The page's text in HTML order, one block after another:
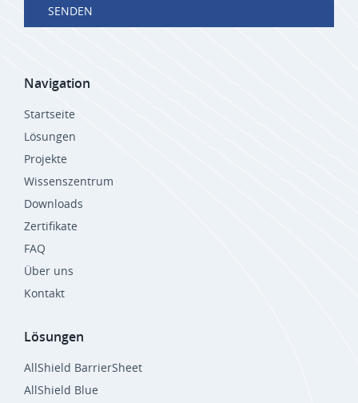
SENDEN
Navigation
Startseite
Lösungen
Projekte
Wissenszentrum
Downloads
Zertifikate
FAQ
Über uns
Kontakt
Lösungen
AllShield BarrierSheet
AllShield Blue